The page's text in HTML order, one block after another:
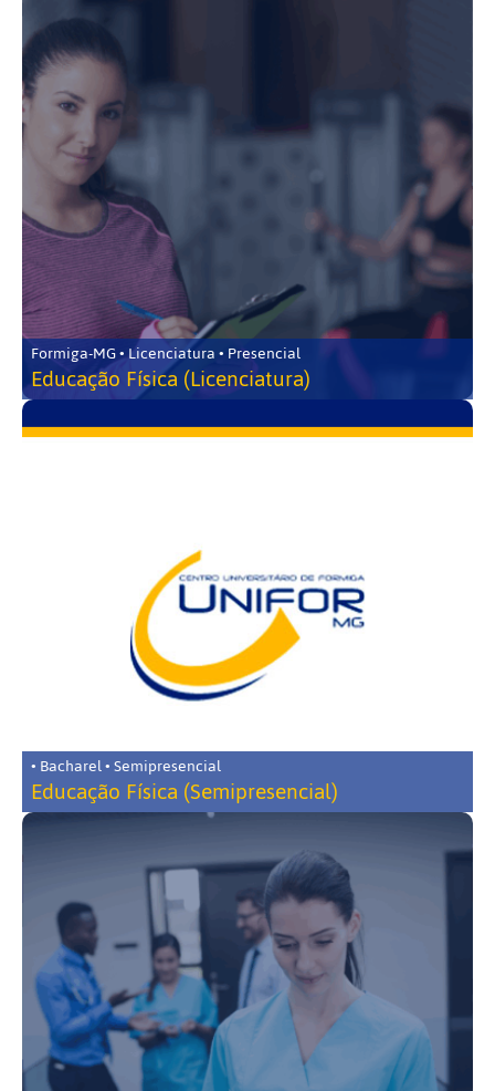
Formiga-MG • Licenciatura • Presencial
Educação Física (Licenciatura)
• Bacharel • Semipresencial
Educação Física (Semipresencial)